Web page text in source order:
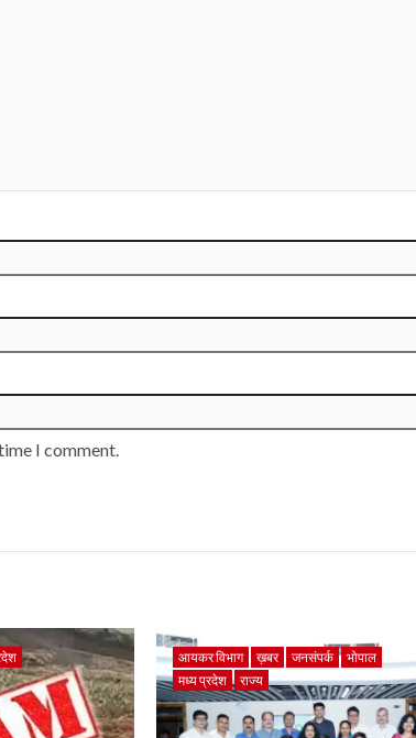
I comment.
आयकर विभाग ख़बर जनसंपर्क
भोपाल
मध्य प्रदेश
राज्य